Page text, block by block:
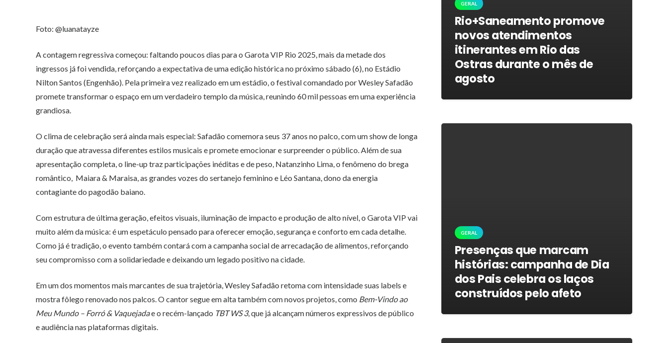
Foto: @luanatayze
A contagem regressiva começou: faltando poucos dias para o Garota VIP Rio 2025, mais da metade dos
ingressos já foi vendida, reforçando a expectativa de uma edição histórica no próximo sábado (6), no Estádio
Nilton Santos (Engenhão). Pela primeira vez realizado em um estádio, o festival comandado por Wesley Safadão
promete transformar o espaço em um verdadeiro templo da música, reunindo 60 mil pessoas em uma experiência
grandiosa.
O clima de celebração será ainda mais especial: Safadão comemora seus 37 anos no palco, com um show de longa
duração que atravessa diferentes estilos musicais e promete emocionar e surpreender o público. Além de sua
apresentação completa, o line-up traz participações inéditas e de peso, Natanzinho Lima, o fenômeno do brega
romântico, Maiara & Maraisa, as grandes vozes do sertanejo feminino e Léo Santana, dono da energia
contagiante do pagodão baiano.
Com estrutura de última geração, efeitos visuais, iluminação de impacto e produção de alto nível, o Garota VIP vai
muito além da música: é um espetáculo pensado para oferecer emoção, segurança e conforto em cada detalhe.
Como já é tradição, o evento também contará com a campanha social de arrecadação de alimentos, reforçando
seu compromisso com a solidariedade e deixando um legado positivo na cidade.
Em um dos momentos mais marcantes de sua trajetória, Wesley Safadão retoma com intensidade suas labels e
mostra fôlego renovado nos palcos. O cantor segue em alta também com novos projetos, como Bem-Vindo ao
Meu Mundo – Forró & Vaquejadae o recém-lançado TBT WS 3, que já alcançam números expressivos de público
e audiência nas plataformas digitais.
GERAL
Rio+Saneamento promove
novos atendimentos
itinerantes em Rio das
Ostras durante o mês de
agosto
GERAL
Presenças que marcam
histórias: campanha de Dia
dos Pais celebra os laços
construídos pelo afeto